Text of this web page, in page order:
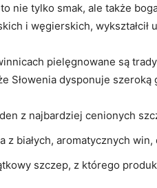
nie tylko smak, ale także
⁤i węgierskich,
pielęgnowane są
Słowenia dysponuje
z najbardziej cenionych
z białych, aromatycznych
szczep, z którego